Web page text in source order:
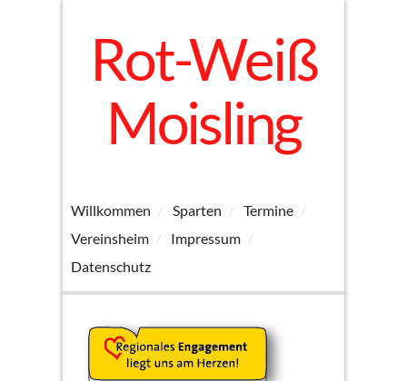
Rot-Weiß
Moisling
Willkommen Sparten
Termine
Vereinsheim
Impressum
Datenschutz